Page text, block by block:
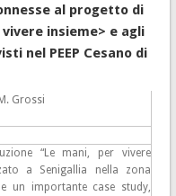
al progetto di
insieme> e agli
nel PEEP Cesano di
Grossi
“Le mani, per vivere
a Senigallia nella zona
un importante case study,